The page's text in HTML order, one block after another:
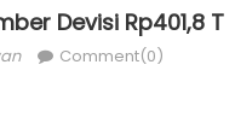
Devisi Rp401,8 T
Comment(0)